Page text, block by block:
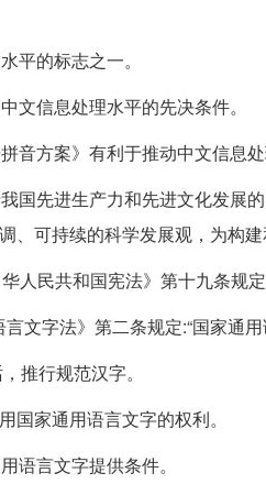
平的标志之一。
文信息处理水平的先决条件。
音方案》有利于推动中文信息处
国先进生产力和先进文化发展
、可持续的科学发展观，为构
人民共和国宪法》第十九条规定
文字法》第二条规定:“国家通
推行规范汉字。
国家通用语言文字的权利。
语言文字提供条件。